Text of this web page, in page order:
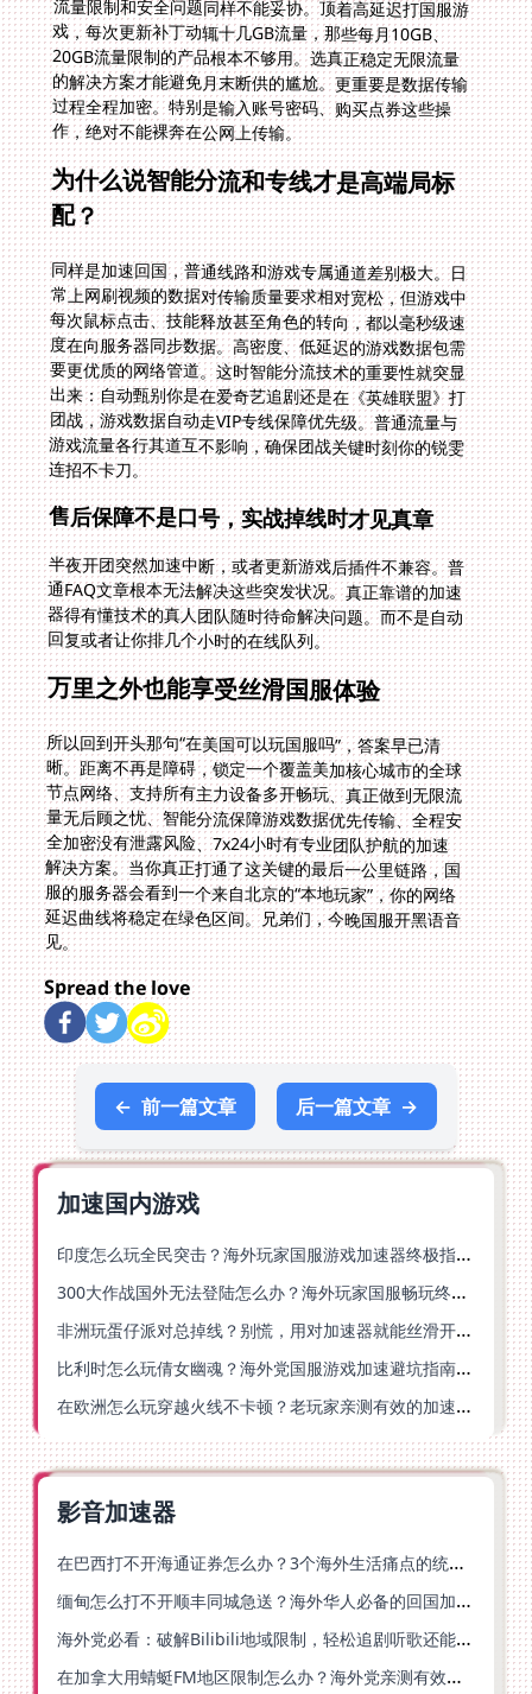
流量限制和安全问题同样不能妥协。顶着高延迟打国服游
戏，每次更新补丁动辄十几GB流量，那些每月10GB、
20GB流量限制的产品根本不够用。选真正稳定无限流量
的解决方案才能避免月末断供的尴尬。更重要是数据传输
过程全程加密。特别是输入账号密码、购买点券这些操
作，绝对不能裸奔在公网上传输。
为什么说智能分流和专线才是高端局标
配？
同样是加速回国，普通线路和游戏专属通道差别极大。日
常上网刷视频的数据对传输质量要求相对宽松，但游戏中
每次鼠标点击、技能释放甚至角色的转向，都以毫秒级速
度在向服务器同步数据。高密度、低延迟的游戏数据包需
要更优质的网络管道。这时智能分流技术的重要性就突显
出来：自动甄别你是在爱奇艺追剧还是在《英雄联盟》打
团战，游戏数据自动走VIP专线保障优先级。普通流量与
游戏流量各行其道互不影响，确保团战关键时刻你的锐雯
连招不卡刀。
售后保障不是口号，实战掉线时才见真章
半夜开团突然加速中断，或者更新游戏后插件不兼容。普
通FAQ文章根本无法解决这些突发状况。真正靠谱的加速
器得有懂技术的真人团队随时待命解决问题。而不是自动
回复或者让你排几个小时的在线队列。
万里之外也能享受丝滑国服体验
所以回到开头那句“在美国可以玩国服吗”，答案早已清
晰。距离不再是障碍，锁定一个覆盖美加核心城市的全球
节点网络、支持所有主力设备多开畅玩、真正做到无限流
量无后顾之忧、智能分流保障游戏数据优先传输、全程安
全加密没有泄露风险、7x24小时有专业团队护航的加速
解决方案。当你真正打通了这关键的最后一公里链路，国
服的服务器会看到一个来自北京的“本地玩家”，你的网络
延迟曲线将稳定在绿色区间。兄弟们，今晚国服开黑语音
见。
Spread the love
← 前一篇文章 后一篇文章 →
加速国内游戏
印度怎么玩全民突击？海外玩家国服游戏加速器终极指南（附原神延迟优化+精灵之境加速器选择）
300大作战国外无法登陆怎么办？海外玩家国服畅玩终极指南（附实测推荐）
非洲玩蛋仔派对总掉线？别慌，用对加速器就能丝滑开跑！
比利时怎么玩倩女幽魂？海外党国服游戏加速避坑指南（附实测推荐）
在欧洲怎么玩穿越火线不卡顿？老玩家亲测有效的加速器选择指南
影音加速器
在巴西打不开海通证券怎么办？3个海外生活痛点的统一解决方案
缅甸怎么打不开顺丰同城急送？海外华人必备的回国加速指南（附B站会员游戏解决方案）
海外党必看：破解Bilibili地域限制，轻松追剧听歌还能流畅理财的实用指南
在加拿大用蜻蜓FM地区限制怎么办？海外党亲测有效的回国加速方案